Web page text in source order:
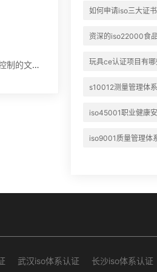
• 组织应按ISO9001-2008标准中4.2.3的要求控制的文件范围是
如何申请iso三大证
资深的iso22000食
玩具ce认证项目有
s10012测量管理体
iso45001职业健康
iso9001质量管理体
武汉iso体系认证 长沙iso体系认证